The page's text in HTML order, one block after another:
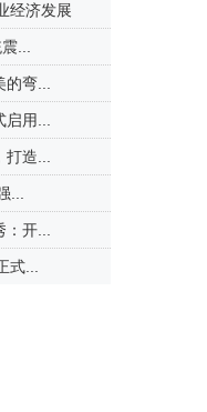
经济发展
...
弯...
用...
造...
...
开...
...